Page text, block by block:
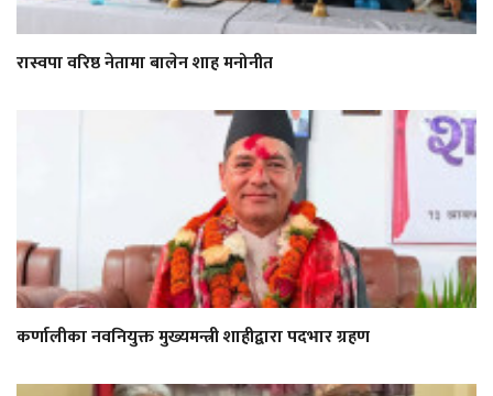
रास्वपा वरिष्ठ नेतामा बालेन शाह मनोनीत
कर्णालीका नवनियुक्त मुख्यमन्त्री शाहीद्वारा पदभार ग्रहण